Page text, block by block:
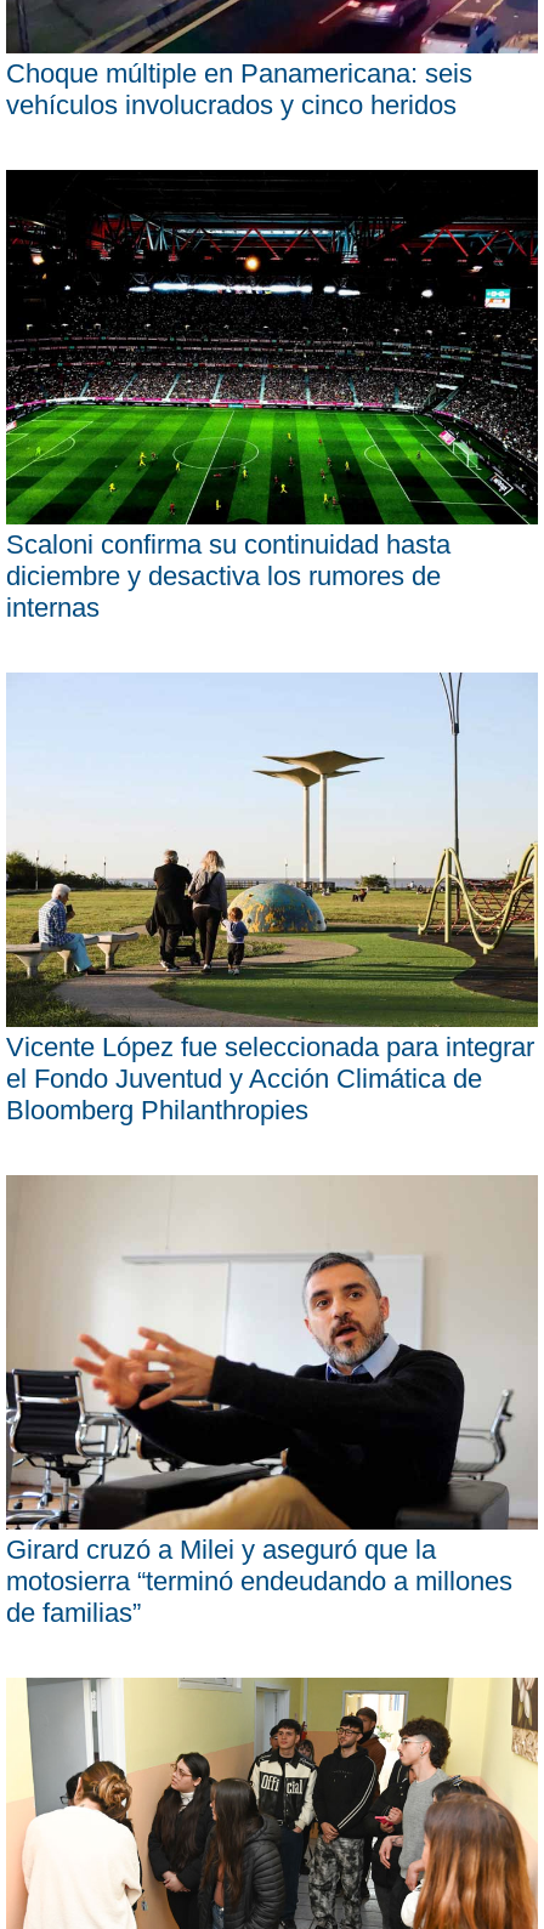
Choque múltiple en Panamericana: seis
vehículos involucrados y cinco heridos
Scaloni confirma su continuidad hasta
diciembre y desactiva los rumores de
internas
Vicente López fue seleccionada para integrar
el Fondo Juventud y Acción Climática de
Bloomberg Philanthropies
Girard cruzó a Milei y aseguró que la
motosierra “terminó endeudando a millones
de familias”